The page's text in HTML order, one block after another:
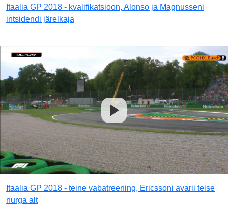
Itaalia GP 2018 - kvalifikatsioon, Alonso ja Magnusseni
intsidendi järelkaja
Itaalia GP 2018 - teine vabatreening, Ericssoni avarii teise
nurga alt